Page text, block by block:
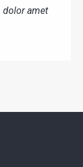
amet